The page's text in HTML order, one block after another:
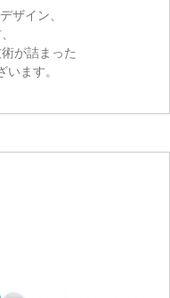
ザイン、
が詰まった
ます。